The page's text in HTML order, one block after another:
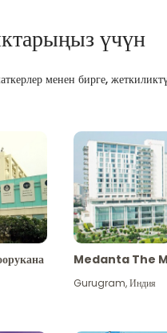
үчүн
менен бирге,
Medanta The
Gurugram,Индия